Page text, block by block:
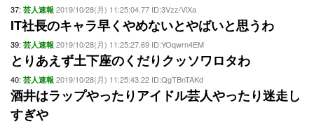
37: 芸人速報 2019/10/28(月) 11:25:04.77 ID:3Vzz/VlXa
IT社長のキャラ早くやめないとやばいと思うわ
39: 芸人速報 2019/10/28(月) 11:25:27.69 ID:YOqwrn4EM
とりあえず土下座のくだりクッソワロタわ
40: 芸人速報 2019/10/28(月) 11:25:43.22 ID:QgTBnTAKd
酒井はラップやったりアイドル芸人やったり迷走し
すぎや